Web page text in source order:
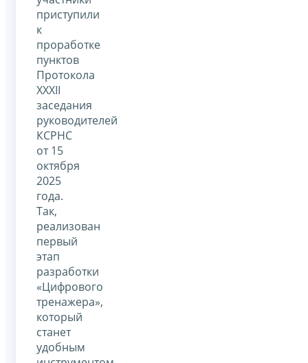
приступили
к
проработке
пунктов
Протокола
XXXII
заседания
руководителей
КСРНС
от 15
октября
2025
года.
Так,
реализован
первый
этап
разработки
«Цифрового
тренажера»,
который
станет
удобным